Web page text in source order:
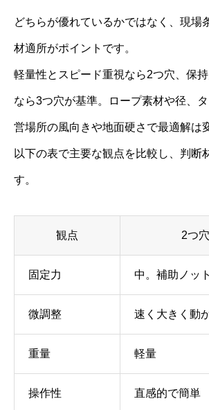
どちらが優れているかではなく、現場
材適所がポイントです。
軽量性とスピード重視なら2つ穴、保
なら3つ穴が基準。ロープ素材や径、
営場所の風向きや地面硬さで最適解は
以下の表で主要な観点を比較し、判断
す。
観点 2つ穴
固定力 中。補助ノッ
微調整 速く大きく動
重量 軽量
操作性 直感的で簡単